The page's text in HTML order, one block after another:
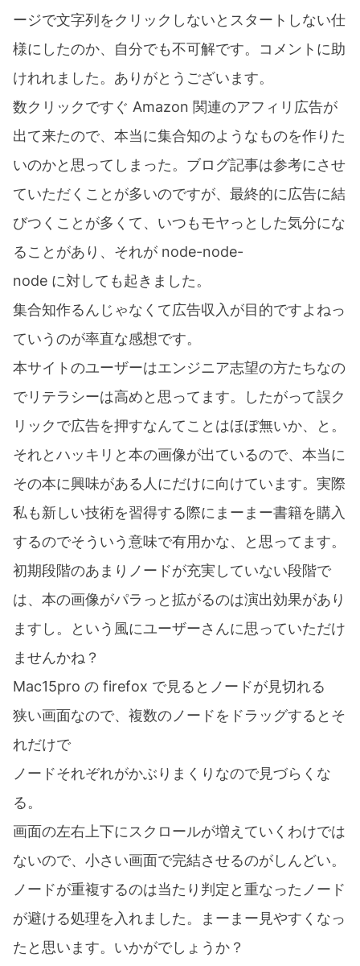
ージで文字列をクリックしないとスタートしない仕
様にしたのか、自分でも不可解です。コメントに助
けれれました。ありがとうございます。
数クリックですぐ Amazon 関連のアフィリ広告が
出て来たので、本当に集合知のようなものを作りた
いのかと思ってしまった。ブログ記事は参考にさせ
ていただくことが多いのですが、最終的に広告に結
びつくことが多くて、いつもモヤっとした気分にな
ることがあり、それが node-node-
node に対しても起きました。
集合知作るんじゃなくて広告収入が目的ですよねっ
ていうのが率直な感想です。
本サイトのユーザーはエンジニア志望の方たちなの
でリテラシーは高めと思ってます。したがって誤ク
リックで広告を押すなんてことはほぼ無いか、と。
それとハッキリと本の画像が出ているので、本当に
その本に興味がある人にだけに向けています。実際
私も新しい技術を習得する際にまーまー書籍を購入
するのでそういう意味で有用かな、と思ってます。
初期段階のあまりノードが充実していない段階で
は、本の画像がパラっと拡がるのは演出効果があり
ますし。という風にユーザーさんに思っていただけ
ませんかね？
Mac15pro の firefox で見るとノードが見切れる
狭い画面なので、複数のノードをドラッグするとそ
れだけで
ノードそれぞれがかぶりまくりなので見づらくな
る。
画面の左右上下にスクロールが増えていくわけでは
ないので、小さい画面で完結させるのがしんどい。
ノードが重複するのは当たり判定と重なったノード
が避ける処理を入れました。まーまー見やすくなっ
たと思います。いかがでしょうか？